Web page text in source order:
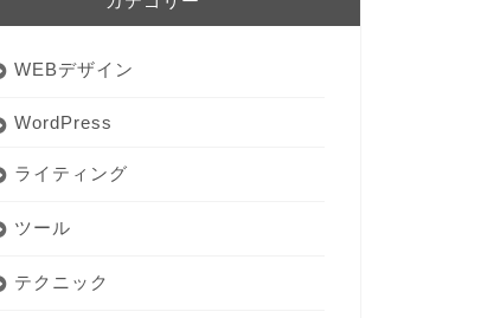
WEBデザイン
WordPress
ライティング
ツール
テクニック